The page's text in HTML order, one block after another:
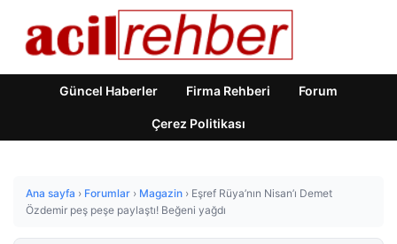
Güncel Haberler Firma Rehberi Forum
Çerez Politikası
Ana sayfa › Forumlar › Magazin › Eşref Rüya’nın Nisan’ı Demet
Özdemir peş peşe paylaştı! Beğeni yağdı